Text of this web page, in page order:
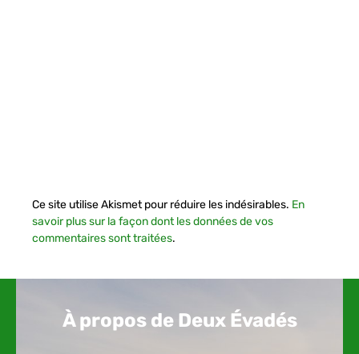
Ce site utilise Akismet pour réduire les indésirables. En
savoir plus sur la façon dont les données de vos
commentaires sont traitées.
À propos de Deux Évadés